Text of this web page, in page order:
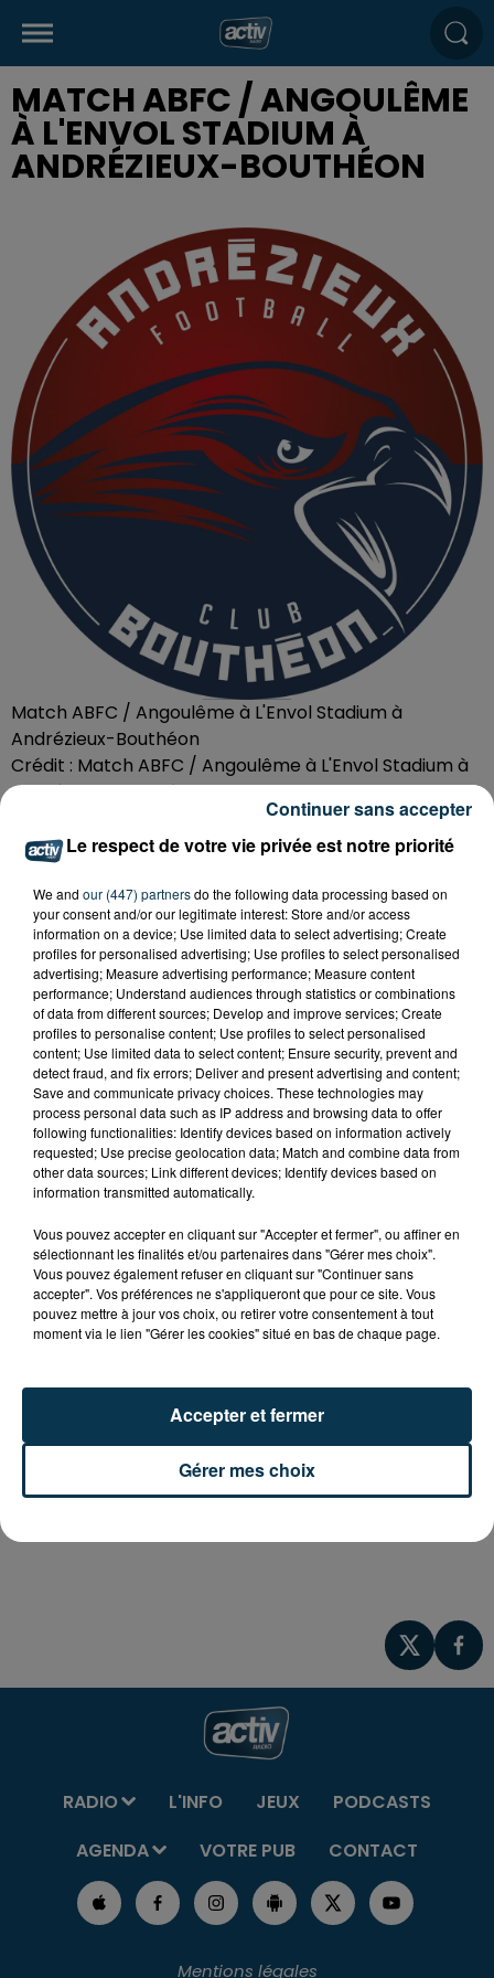
MATCH ABFC / ANGOULÊME
À L'ENVOL STADIUM À
ANDRÉZIEUX-BOUTHÉON
Match ABFC / Angoulême à L'Envol Stadium à
Andrézieux-Bouthéon
Crédit : Match ABFC / Angoulême à L'Envol Stadium à
Andrézieux-Bouthéon
Organisateur
ABFC
Ajouter à votre calendrier
Date
du9 novembre 2024 à 20h00
au9 novembre 2024 à 22h00
Lieu
L'Envol Stadium
Tarif Payant
(groupe A) pour l'ABFC qui joue contre
Angoulême, le samedi 9 novembre 2024 à 20H à
L'Envol Stadium d'Andrézieux-Bouthéon.
RADIO L'INFO JEUX
PODCASTS
AGENDA
VOTRE PUB CONTACT
Mentions légales
Le respect de votre vie privée est notre priorité
We and our (447) partnersdo the following data processing based on
your consent and/or our legitimate interest: Store and/or access
information on a device; Use limited data to select advertising; Create
profiles for personalised advertising; Use profiles to select personalised
advertising; Measure advertising performance; Measure content
performance; Understand audiences through statistics or combinations
of data from different sources; Develop and improve services; Create
profiles to personalise content; Use profiles to select personalised
content; Use limited data to select content; Ensure security, prevent and
detect fraud, and fix errors; Deliver and present advertising and content;
Save and communicate privacy choices. These technologies may
process personal data such as IP address and browsing data to offer
following functionalities: Identify devices based on information actively
requested; Use precise geolocation data; Match and combine data from
other data sources; Link different devices; Identify devices based on
information transmitted automatically.
Vous pouvez accepter en cliquant sur "Accepter et fermer", ou affiner en
sélectionnant les finalités et/ou partenaires dans "Gérer mes choix".
Vous pouvez également refuser en cliquant sur "Continuer sans
accepter". Vos préférences ne s'appliqueront que pour ce site. Vous
pouvez mettre à jour vos choix, ou retirer votre consentement à tout
moment via le lien "Gérer les cookies" situé en bas de chaque page.
Gérer mes choix
Accepter et fermer
Continuer sans accepter